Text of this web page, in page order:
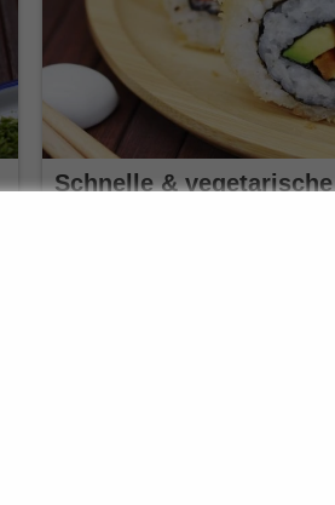
Schnelle &
Out Sushi mit Gemüse
Außen goldbraun und knusprig,